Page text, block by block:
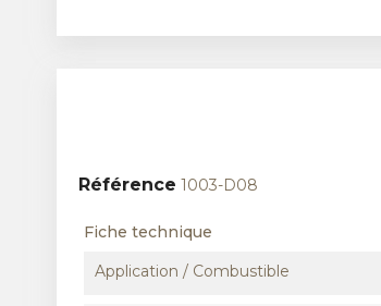
Référence 1003-D08
Fiche technique
Application / Combustible